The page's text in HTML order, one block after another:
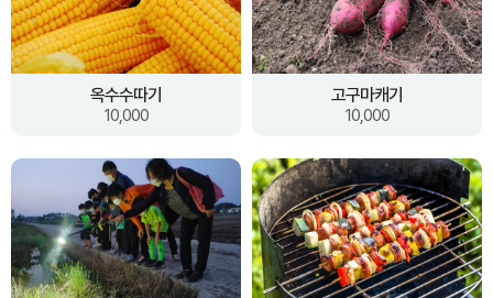
옥수수따기
10,000
고구마캐기
10,000